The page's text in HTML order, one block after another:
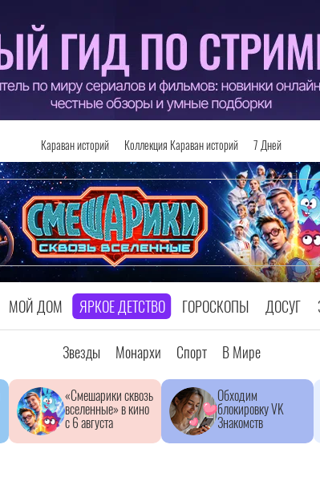
Караван историй Коллекция Караван историй 7 Дней
МОЙ ДОМ ЯРКОЕ ДЕТСТВО ГОРОСКОПЫ ДОСУГ
Звезды Монархи Спорт В Мире
«Смешарики сквозь
вселенные» в кино
с 6 августа
Обходим
блокировку VK
Знакомств